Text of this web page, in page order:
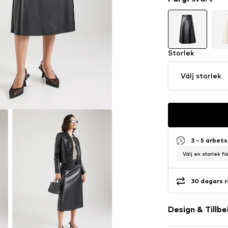
Storlek
Välj storlek
3 - 5
Välj en storlek
30 dagars
Design &